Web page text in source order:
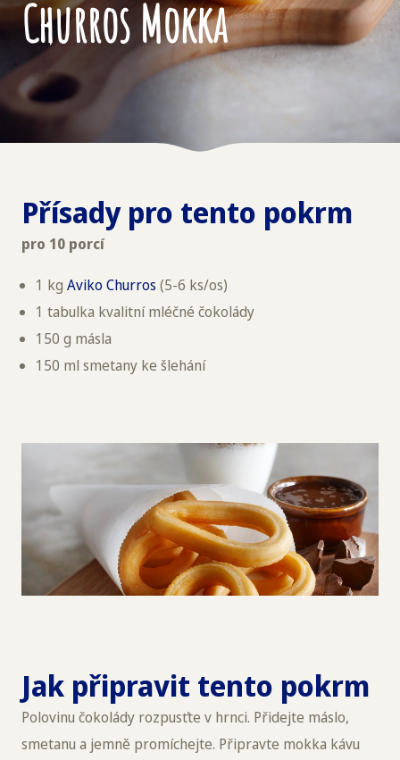
Churros Mokka
Přísady pro tento pokrm
pro 10 porcí
1 kg Aviko Churros (5-6 ks/os)
1 tabulka kvalitní mléčné čokolády
150 g másla
150 ml smetany ke šlehání
Jak připravit tento pokrm
Polovinu čokolády rozpusťte v hrnci. Přidejte máslo,
smetanu a jemně promíchejte. Připravte mokka kávu